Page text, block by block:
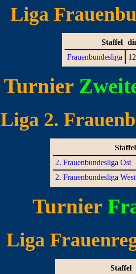
Liga
Staffel
Frauenbundesliga
Turnier
Liga 2.
Staffel
2. Frauenbundesliga Ost
2. Frauenbundesliga West
Turnier
Liga
Staffel